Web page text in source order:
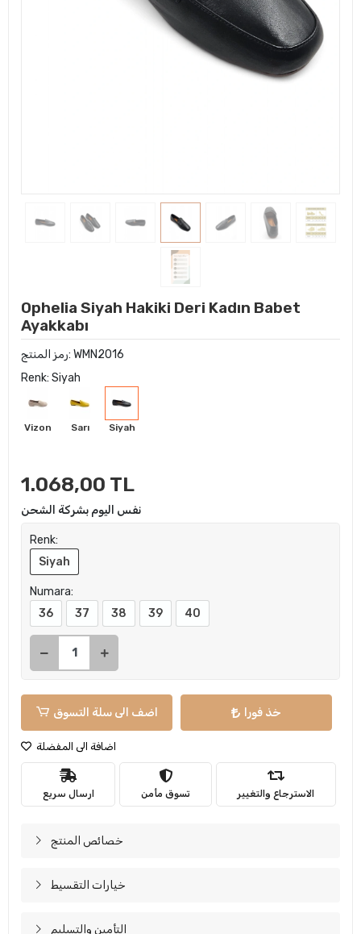
Ophelia Siyah Hakiki Deri Kadın Babet
Ayakkabı
رمز المنتج: WMN2016
Renk: Siyah
Vizon Sarı Siyah
1.068,00 TL
نفس اليوم بشركة الشحن
Renk:
Siyah
Numara:
36
37 38 39 40
اضف الى سلة التسوق خذ فورا
اضافة الى المفضلة
ارسال سريع تسوق مأمن الاسترجاع والتغيير
خصائص المنتج
خيارات التقسيط
التأمين والتسليم